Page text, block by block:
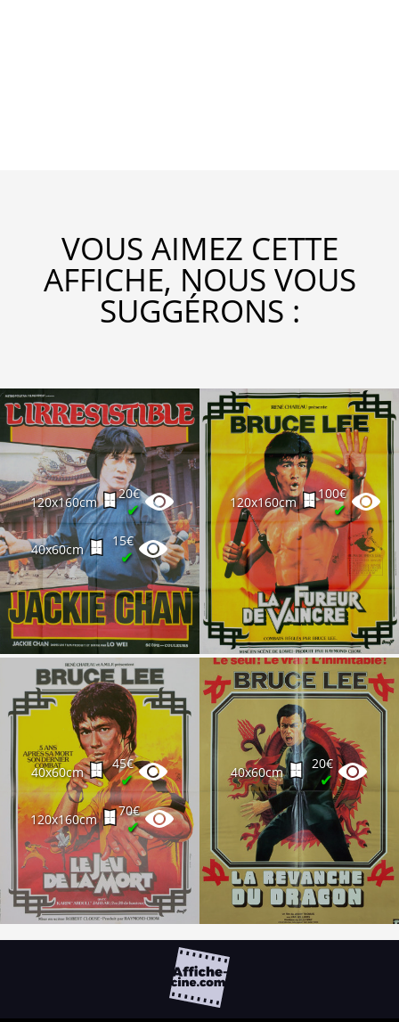
VOUS AIMEZ CETTE
AFFICHE, NOUS VOUS
SUGGÉRONS :
120x160cm
20€
✔
40x60cm
15€
✔
120x160cm
100€
✔
40x60cm
45€
✔
120x160cm
70€
✔
40x60cm
20€
✔